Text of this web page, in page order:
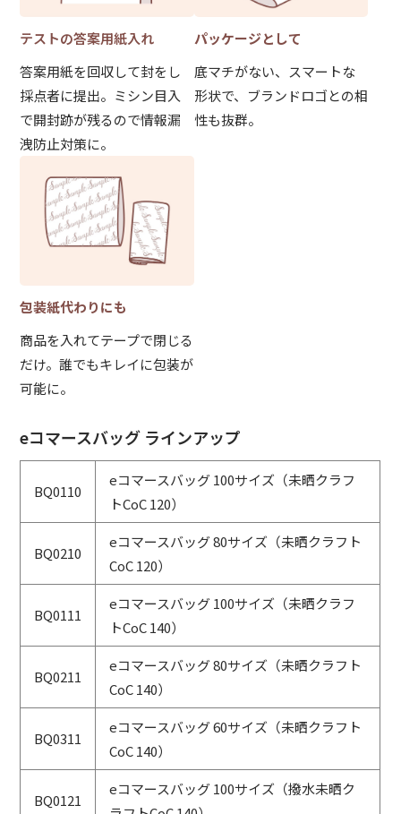
テストの答案用紙入れ
答案用紙を回収して封をし
採点者に提出。ミシン目入
で開封跡が残るので情報漏
洩防止対策に。
パッケージとして
底マチがない、スマートな
形状で、ブランドロゴとの相
性も抜群。
包装紙代わりにも
商品を入れてテープで閉じる
だけ。誰でもキレイに包装が
可能に。
eコマースバッグ ラインアップ
BQ0110
eコマースバッグ 100サイズ（未晒クラフ
トCoC 120）
BQ0210
eコマースバッグ 80サイズ（未晒クラフト
CoC 120）
BQ0111
eコマースバッグ 100サイズ（未晒クラフ
トCoC 140）
BQ0211
eコマースバッグ 80サイズ（未晒クラフト
CoC 140）
BQ0311
eコマースバッグ 60サイズ（未晒クラフト
CoC 140）
BQ0121
eコマースバッグ 100サイズ（撥水未晒ク